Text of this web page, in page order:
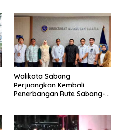
Walikota Sabang
Perjuangkan Kembali
Penerbangan Rute Sabang-